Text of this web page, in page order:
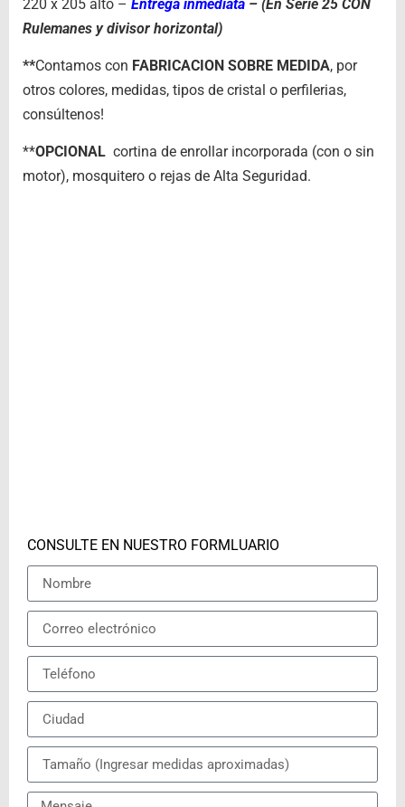
220 x 205 alto – Entrega inmediata – (En Serie 25 CON
Rulemanes y divisor horizontal)
**Contamos con FABRICACION SOBRE MEDIDA, por
otros colores, medidas, tipos de cristal o perfilerias,
consúltenos!
**OPCIONAL cortina de enrollar incorporada (con o sin
motor), mosquitero o rejas de Alta Seguridad.
CONSULTE EN NUESTRO FORMLUARIO